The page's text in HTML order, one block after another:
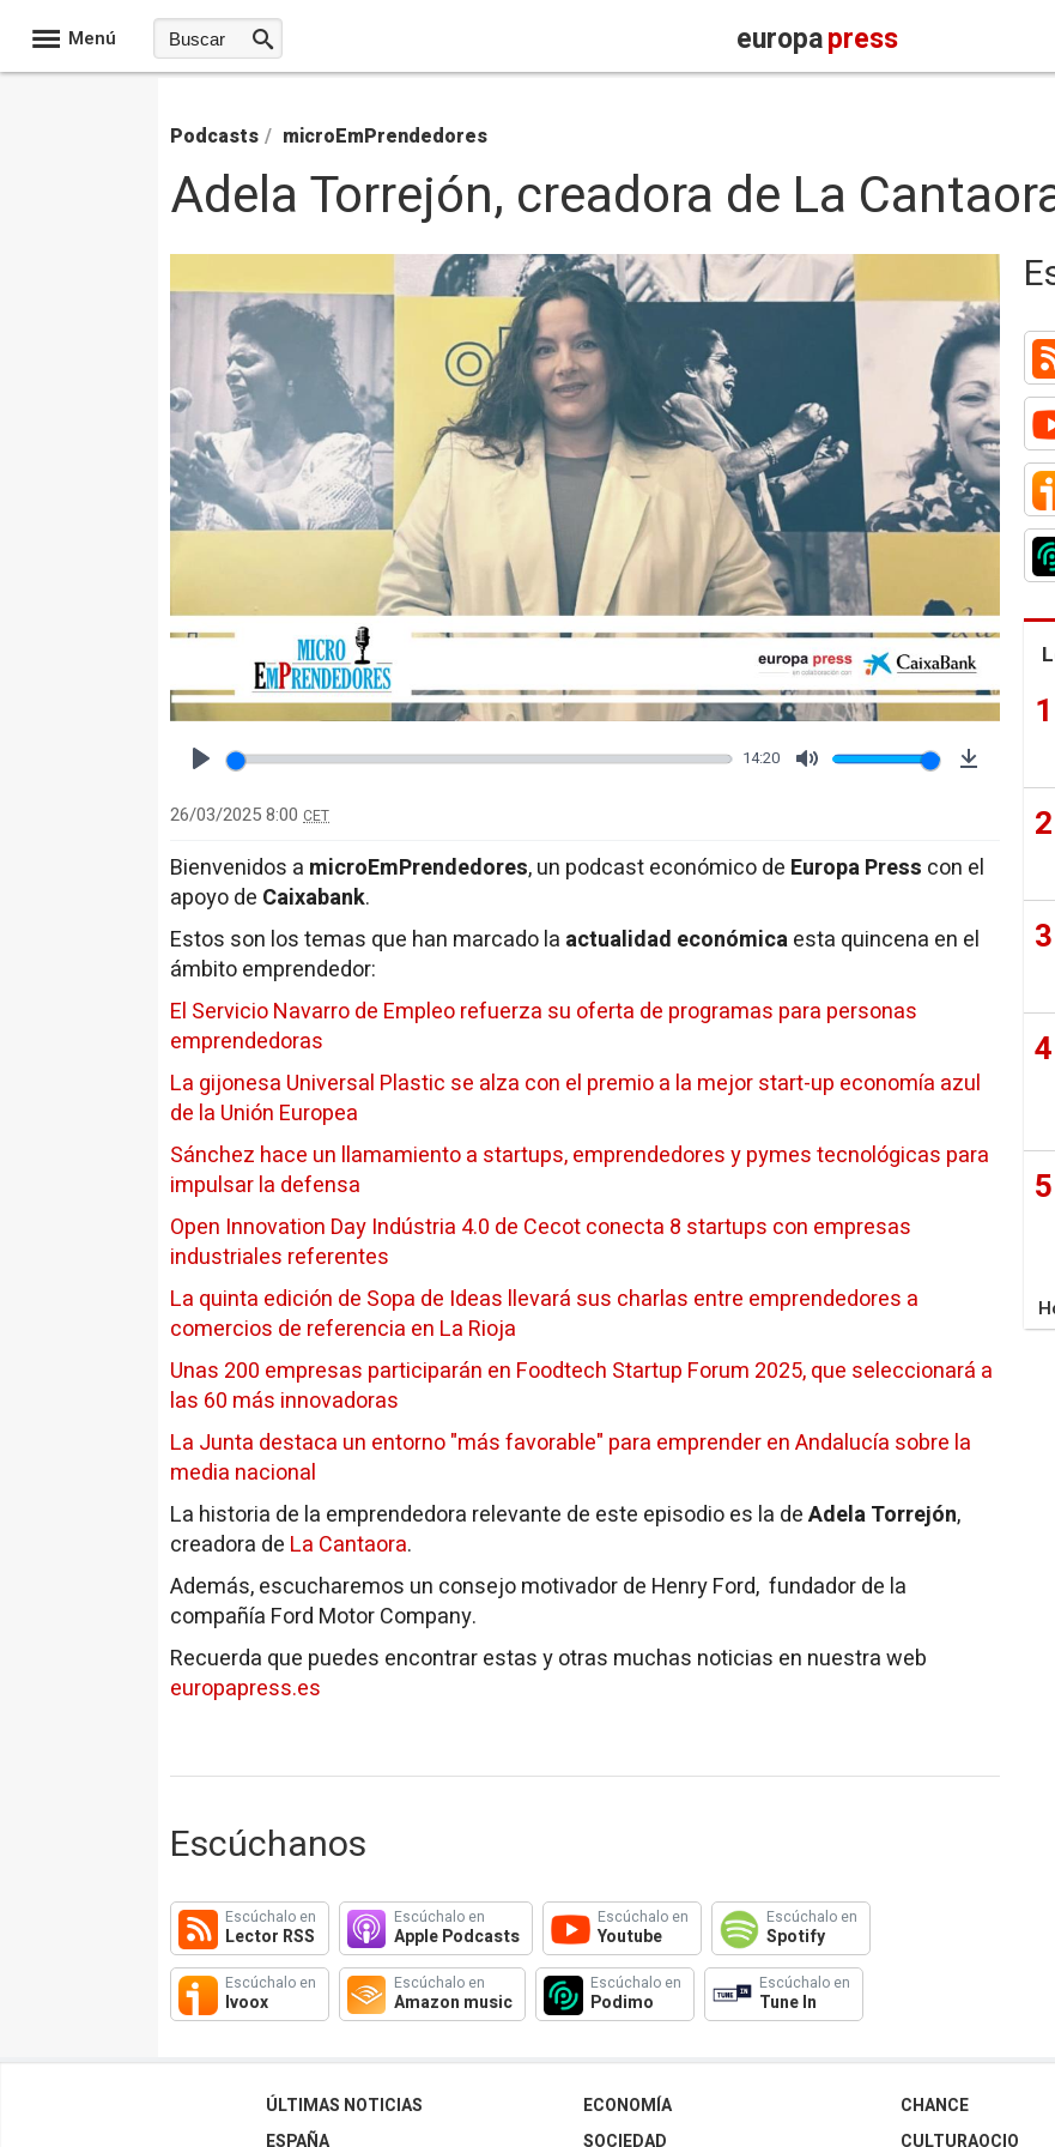
Menú europapress
Podcasts / microEmPrendedores
Adela Torrejón, creadora de La
14:20
26/03/2025 8:00 CET
Bienvenidos a microEmPrendedores, un podcast económico de Europa Press con el
apoyo de Caixabank.
Estos son los temas que han marcado la actualidad económicaesta quincena en el
ámbito emprendedor:
El Servicio Navarro de Empleo refuerza su oferta de programas para personas
emprendedoras
La gijonesa Universal Plastic se alza con el premio a la mejor start-up economía azul
de la Unión Europea
Sánchez hace un llamamiento a startups, emprendedores y pymes tecnológicas para
impulsar la defensa
Open Innovation Day Indústria 4.0 de Cecot conecta 8 startups con empresas
industriales referentes
La quinta edición de Sopa de Ideas llevará sus charlas entre emprendedores a
comercios de referencia en La Rioja
Unas 200 empresas participarán en Foodtech Startup Forum 2025, que seleccionará a
las 60 más innovadoras
La Junta destaca un entorno "más favorable" para emprender en Andalucía sobre la
media nacional
La historia de la emprendedora relevante de este episodio es la deAdela Torrejón,
creadora de La Cantaora.
Además, escucharemos un consejo motivador de Henry Ford, fundador de la
compañía Ford Motor Company.
Recuerda que puedes encontrar estas y otras muchas noticias en nuestra web
europapress.es
Escúchanos
Escúchalo en
Lector RSS
Escúchalo en
Apple Podcasts
Escúchalo en
Youtube
Escúchalo en
Spotify
Escúchalo en
Ivoox
Escúchalo en
Amazon music
Escúchalo en
Podimo
Escúchalo en
Tune In
1
2
3
4
5
ÚLTIMAS NOTICIAS
ESPAÑA
ECONOMÍA
SOCIEDAD
CHANCE
CULTURAOCIO